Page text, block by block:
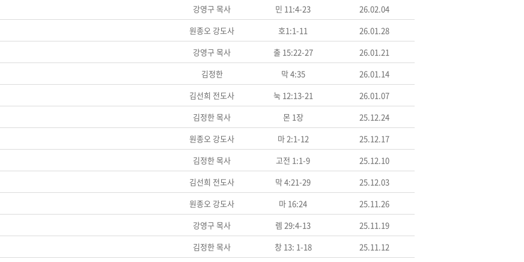
강영구 목사 민 11:4-23
26.02.04
원종오 강도사 호1:1-11
26.01.28
강영구 목사 출 15:22-27
26.01.21
김정한 막 4:35
26.01.14
김선희 전도사 눅 12:13-21
26.01.07
김정한 목사 몬 1장
25.12.24
원종오 강도사 마 2:1-12
25.12.17
김정한 목사 고전 1:1-9
25.12.10
김선희 전도사 막 4:21-29
25.12.03
원종오 강도사 마 16:24
25.11.26
강영구 목사 렘 29:4-13
25.11.19
김정한 목사 창 13: 1-18
25.11.12